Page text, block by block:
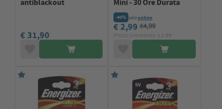
antiblackout
€ 31,90
Mini - 30 Ore Durata
-40% soloonline
€ 2,99 €4,99